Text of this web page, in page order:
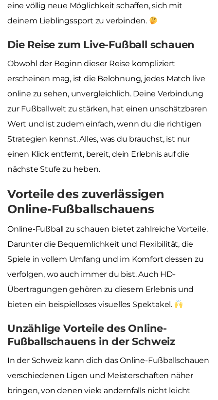
eine völlig neue Möglichkeit schaffen, sich mit
deinem Lieblingssport zu verbinden.
Die Reise zum Live-Fußball schauen
Obwohl der Beginn dieser Reise kompliziert
erscheinen mag, ist die Belohnung, jedes Match live
online zu sehen, unvergleichlich. Deine Verbindung
zur Fußballwelt zu stärken, hat einen unschätzbaren
Wert und ist zudem einfach, wenn du die richtigen
Strategien kennst. Alles, was du brauchst, ist nur
einen Klick entfernt, bereit, dein Erlebnis auf die
nächste Stufe zu heben.
Vorteile des zuverlässigen
Online-Fußballschauens
Online-Fußball zu schauen bietet zahlreiche Vorteile.
Darunter die Bequemlichkeit und Flexibilität, die
Spiele in vollem Umfang und im Komfort dessen zu
verfolgen, wo auch immer du bist. Auch HD-
Übertragungen gehören zu diesem Erlebnis und
bieten ein beispielloses visuelles Spektakel.
Unzählige Vorteile des Online-
Fußballschauens in der Schweiz
In der Schweiz kann dich das Online-Fußballschauen
verschiedenen Ligen und Meisterschaften näher
bringen, von denen viele andernfalls nicht leicht